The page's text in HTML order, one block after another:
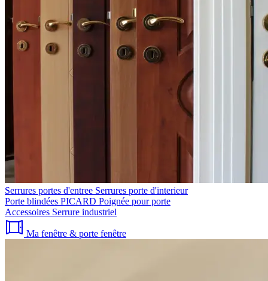
Serrures portes d'entree Serrures porte d'interieur
Porte blindées PICARD Poignée pour porte
Accessoires Serrure industriel
Ma fenêtre & porte fenêtre